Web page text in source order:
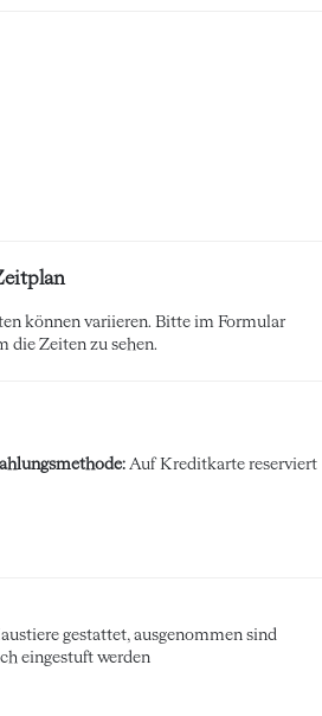
können variieren. Bitte im Formular
die Zeiten zu sehen.
Auf Kreditkarte reserviert
gestattet, ausgenommen sind
eingestuft werden